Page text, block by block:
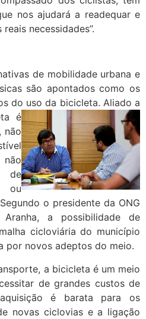
nos ajudará a readequar e
necessidades”.
de mobilidade urbana e
são apontados como os
do uso da bicicleta. Aliado a
é
não
ou
o presidente da ONG
a possibilidade de
cicloviária do município
por novos adeptos do meio.
a bicicleta é um meio
de grandes custos de
é barata para os
novas ciclovias e a ligação